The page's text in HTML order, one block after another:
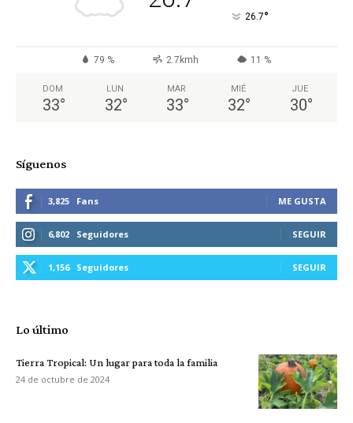
26.7°
79 % 2.7kmh 11 %
DOM
33°
LUN
32°
MAR
33°
MIÉ
32°
JUE
30°
Síguenos
3,825 Fans ME GUSTA
6,802 Seguidores SEGUIR
1,156 Seguidores SEGUIR
Lo último
Tierra Tropical: Un lugar para toda la familia
24 de octubre de 2024